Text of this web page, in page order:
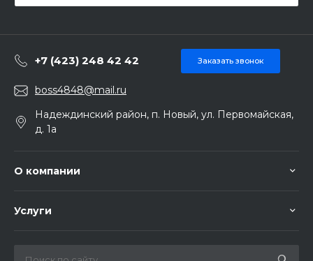
+7 (423) 248 42 42 Заказать звонок
boss4848@mail.ru
Надеждинский район, п. Новый, ул. Первомайская,
д. 1а
О компании
Услуги